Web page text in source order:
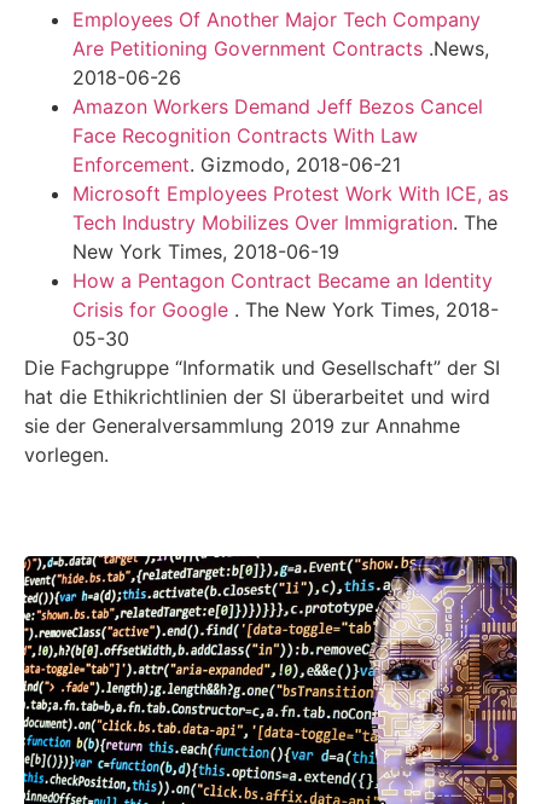
Employees Of Another Major Tech Company
Are Petitioning Government Contracts .News,
2018-06-26
Amazon Workers Demand Jeff Bezos Cancel
Face Recognition Contracts With Law
Enforcement. Gizmodo, 2018-06-21
Microsoft Employees Protest Work With ICE, as
Tech Industry Mobilizes Over Immigration. The
New York Times, 2018-06-19
How a Pentagon Contract Became an Identity
Crisis for Google . The New York Times, 2018-
05-30
Die Fachgruppe “Informatik und Gesellschaft” der SI
hat die Ethikrichtlinien der SI überarbeitet und wird
sie der Generalversammlung 2019 zur Annahme
vorlegen.